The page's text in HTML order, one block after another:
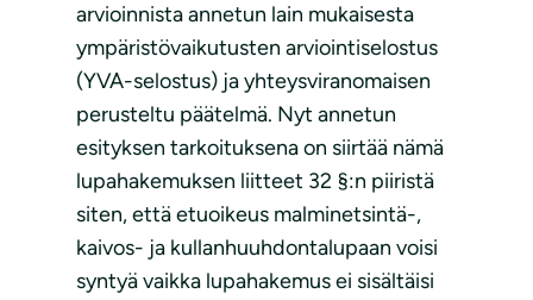
arvioinnista annetun lain mukaisesta
ympäristövaikutusten arviointiselostus
(YVA-selostus) ja yhteysviranomaisen
perusteltu päätelmä. Nyt annetun
esityksen tarkoituksena on siirtää nämä
lupahakemuksen liitteet 32 §:n piiristä
siten, että etuoikeus malminetsintä-,
kaivos- ja kullanhuuhdontalupaan voisi
syntyä vaikka lupahakemus ei sisältäisi